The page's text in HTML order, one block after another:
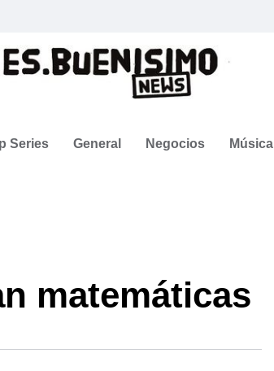
Series General Negocios Música
matemáticas